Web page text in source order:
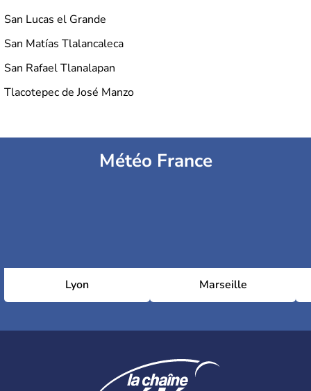
San Lucas el Grande
San Matías Tlalancaleca
San Rafael Tlanalapan
Tlacotepec de José Manzo
Météo France
Lyon Marseille